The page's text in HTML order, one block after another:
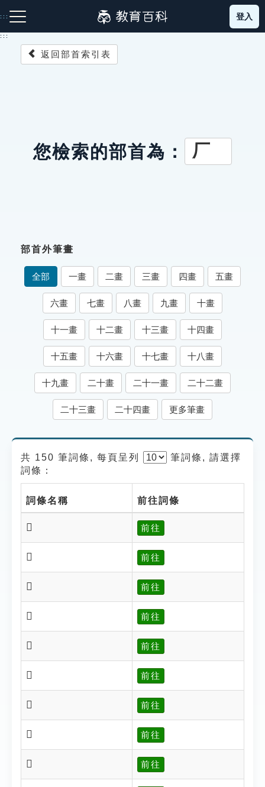
到
主
:::
成語故事
索引選單
知識索引
單字索引
生命大百科索引
遊戲專區
貓頭鷹博士
登入
:::
返回部首索引表
您檢索的部首為： 厂
部首外筆畫
全部 一畫 二畫 三畫 四畫 五畫
六畫 七畫 八畫 九畫 十畫
十一畫 十二畫 十三畫 十四畫
十五畫 十六畫 十七畫 十八畫
十九畫 二十畫 二十一畫 二十二畫
二十三畫 二十四畫 更多筆畫
共 150 筆詞條, 每頁呈列 筆詞條, 請選擇
詞條：
詞條名稱 前往詞條
𠪔 前往
𠪕 前往
𠪘 前往
𠪙 前往
𠪚 前往
𠪛 前往
𠪜 前往
𠪝 前往
𠪞 前往